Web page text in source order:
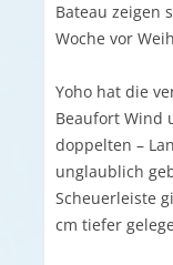
Bateau zeigen
Woche vor
Yoho hat die
Beaufort Wind
doppelten –
unglaublich
Scheuerleiste
cm tiefer